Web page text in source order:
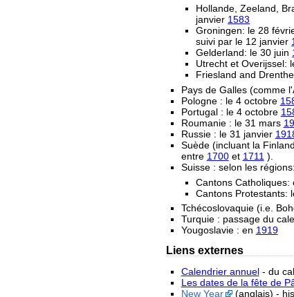
Hollande, Zeeland,
janvier 1583
Groningen: le 28
suivi par le 12 janvier
Gelderland: le 30 juin
Utrecht et Overijssel:
Friesland and
Pays de Galles (comme
Pologne : le 4 octobre
Portugal : le 4 octobre
Roumanie : le 31 mars
Russie : le 31 janvier
Suède (incluant la
entre 1700et 1711 ).
Suisse : selon les régions:
Cantons Catholiques:
Cantons Protestants:
Tchécoslovaquie (i.e.
Turquie : passage du
Yougoslavie : en 1919
Liens externes
Calendrier annuel- du
Les dates de la fête de
New Year
(anglais) -